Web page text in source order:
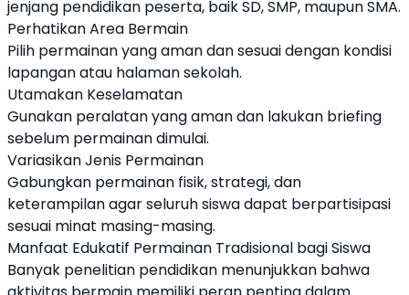
jenjang pendidikan peserta, baik SD, SMP, maupun SMA.
Perhatikan Area Bermain
Pilih permainan yang aman dan sesuai dengan kondisi
lapangan atau halaman sekolah.
Utamakan Keselamatan
Gunakan peralatan yang aman dan lakukan briefing
sebelum permainan dimulai.
Variasikan Jenis Permainan
Gabungkan permainan fisik, strategi, dan
keterampilan agar seluruh siswa dapat berpartisipasi
sesuai minat masing-masing.
Manfaat Edukatif Permainan Tradisional bagi Siswa
Banyak penelitian pendidikan menunjukkan bahwa